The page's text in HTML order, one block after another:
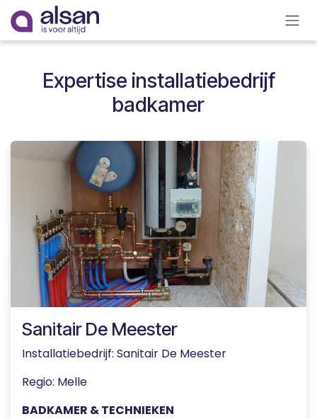
Overslaan naar inhoud
Expertise installatiebedrijf
badkamer
Sanitair De Meester
Installatiebedrijf: Sanitair De Meester
Regio: Melle
BADKAMER & TECHNIEKEN